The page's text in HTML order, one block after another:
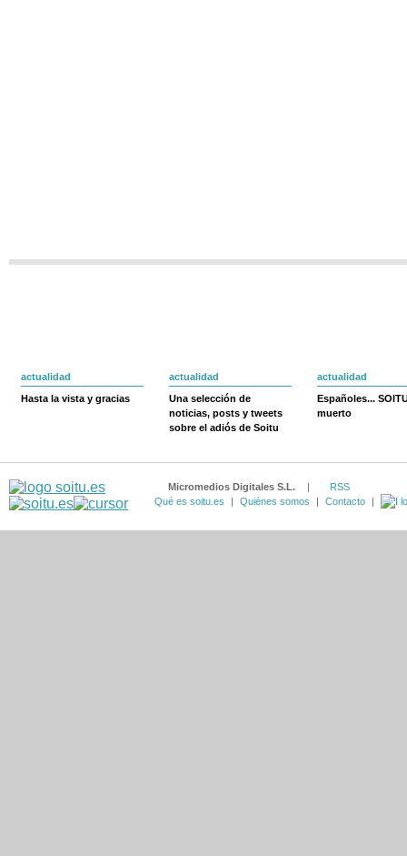
actualidad
Hasta la vista y gracias
actualidad
Una selección de
noticias, posts y tweets
sobre el adiós de Soitu
actualidad
Españoles...
muerto
Micromedios Digitales S.L. |
RSS
Qué es soitu.es
| Quiénes somos | Contacto |